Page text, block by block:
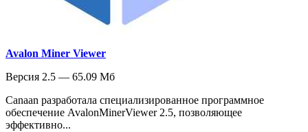
Avalon Miner Viewer
Версия 2.5 — 65.09 Мб
Canaan разработала специализированное программное
обеспечение AvalonMinerViewer 2.5, позволяющее
эффективно...